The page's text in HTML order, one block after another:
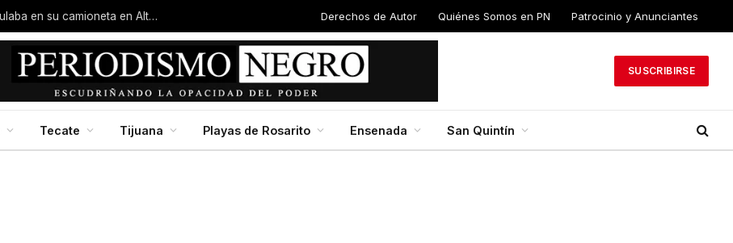
Hombre es asesinado a balazos mientras circulaba en su camioneta en Altiplano Derechos de Autor Quiénes Somos en PN Patrocinio y Anunciantes
SUSCRIBIRSE
Tecate Tijuana Playas de Rosarito Ensenada San Quintín